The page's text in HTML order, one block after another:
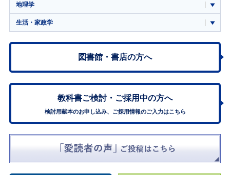
地理学
生活・家政学
図書館・書店の方へ
教科書ご検討・ ご採用中の方へ
検討用献本のお申し込み、ご採用情報のご入力はこちら